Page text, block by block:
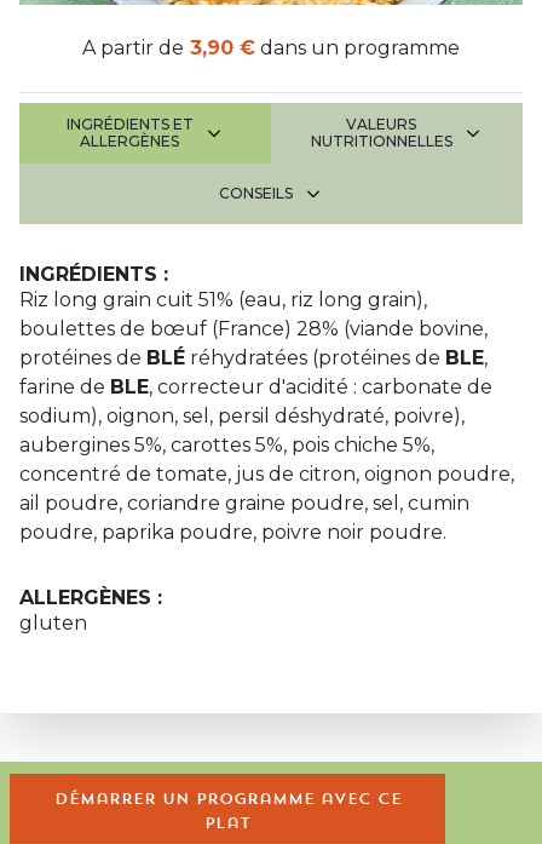
A partir de 3,90 € dans un programme
INGRÉDIENTS ET
ALLERGÈNES
VALEURS
NUTRITIONNELLES
CONSEILS
INGRÉDIENTS :
Riz long grain cuit 51% (eau, riz long grain),
boulettes de bœuf (France) 28% (viande bovine,
protéines de BLÉ réhydratées (protéines de BLE,
farine de BLE, correcteur d'acidité : carbonate de
sodium), oignon, sel, persil déshydraté, poivre),
aubergines 5%, carottes 5%, pois chiche 5%,
concentré de tomate, jus de citron, oignon poudre,
ail poudre, coriandre graine poudre, sel, cumin
poudre, paprika poudre, poivre noir poudre.
ALLERGÈNES :
gluten
Démarrer un programme avec ce
plat